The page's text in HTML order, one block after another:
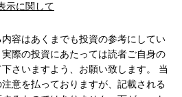
示に関して
容はあくまでも投資の参考にしてい
際の投資にあたっては読者ご自身の
さいますよう、お願い致します。 当
意を払っておりますが、記載される